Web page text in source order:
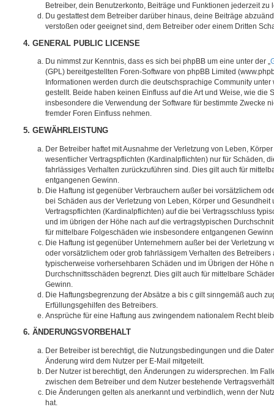
Betreiber, dein Benutzerkonto, Beiträge und Funktionen jederzeit zu
Du gestattest dem Betreiber darüber hinaus, deine Beiträge
verstoßen oder geeignet sind, dem Betreiber oder einem Dritten
4. GENERAL PUBLIC LICENSE
Du nimmst zur Kenntnis, dass es sich bei phpBB um eine unter der „
(GPL) bereitgestellten Foren-Software von phpBB Limited
Informationen werden durch die deutschsprachige Community
gestellt. Beide haben keinen Einfluss auf die Art und Weise, wie die
insbesondere die Verwendung der Software für bestimmte Zwecke
fremder Foren Einfluss nehmen.
5. GEWÄHRLEISTUNG
Der Betreiber haftet mit Ausnahme der Verletzung von Leben,
wesentlicher Vertragspflichten (Kardinalpflichten) nur für Schäden,
fahrlässiges Verhalten zurückzuführen sind. Dies gilt auch für
entgangenen Gewinn.
Die Haftung ist gegenüber Verbrauchern außer bei vorsätzlichem
bei Schäden aus der Verletzung von Leben, Körper und
Vertragspflichten (Kardinalpflichten) auf die bei Vertragsschluss
und im übrigen der Höhe nach auf die vertragstypischen
für mittelbare Folgeschäden wie insbesondere entgangenen
Die Haftung ist gegenüber Unternehmern außer bei der Verletzung
oder vorsätzlichem oder grob fahrlässigem Verhalten des Betreibers
typischerweise vorhersehbaren Schäden und im Übrigen der Höhe
Durchschnittsschäden begrenzt. Dies gilt auch für mittelbare
Gewinn.
Die Haftungsbegrenzung der Absätze a bis c gilt sinngemäß auch
Erfüllungsgehilfen des Betreibers.
Ansprüche für eine Haftung aus zwingendem nationalem Recht
6. ÄNDERUNGSVORBEHALT
Der Betreiber ist berechtigt, die Nutzungsbedingungen und die
Änderung wird dem Nutzer per E-Mail mitgeteilt.
Der Nutzer ist berechtigt, den Änderungen zu widersprechen. Im
zwischen dem Betreiber und dem Nutzer bestehende
Die Änderungen gelten als anerkannt und verbindlich, wenn der
hat.